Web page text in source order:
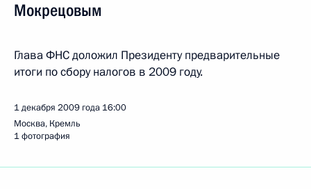
Мокрецовым
Глава ФНС доложил Президенту предварительные
итоги по сбору налогов в 2009 году.
1 декабря 2009 года 16:00
Москва, Кремль
1 фотография